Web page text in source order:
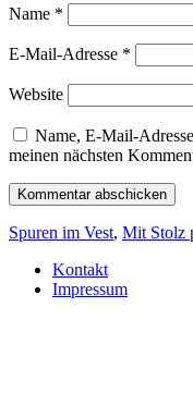
Name *
E-Mail-Adresse *
Website
Name, E-Mail-
meinen nächsten
Spuren im Vest, Mit Stolz
Kontakt
Impressum